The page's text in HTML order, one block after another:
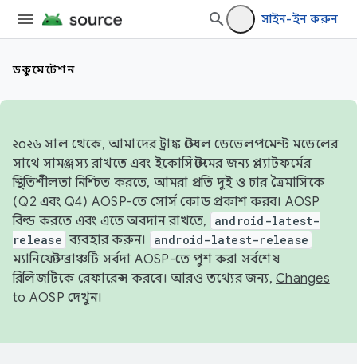
সাইন-ইন করুন
ডকুমেন্টেশন
২০২৬ সাল থেকে, আমাদের ট্রাঙ্ক স্টেবল ডেভেলপমেন্ট মডেলের
সাথে সামঞ্জস্য রাখতে এবং ইকোসিস্টেমের জন্য প্ল্যাটফর্মের
স্থিতিশীলতা নিশ্চিত করতে, আমরা প্রতি দুই ও চার ত্রৈমাসিকে
(Q2 এবং Q4) AOSP-তে সোর্স কোড প্রকাশ করব। AOSP
বিল্ড করতে এবং এতে অবদান রাখতে,
android-latest-
release ব্যবহার করুন। android-latest-release
ম্যানিফেস্ট ব্রাঞ্চটি সর্বদা AOSP-তে পুশ করা সর্বশেষ
রিলিজটিকে রেফারেন্স করবে। আরও তথ্যের জন্য, Changes
to AOSP দেখুন।